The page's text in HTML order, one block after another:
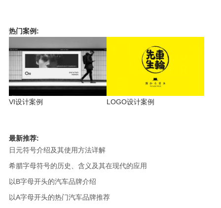
热门案例:
VI设计案例 LOGO设计案例
最新推荐:
日元符号介绍及其使用方法详解
希腊字母符号的历史、含义及其在现代的应用
以B字母开头的汽车品牌介绍
以A字母开头的热门汽车品牌推荐